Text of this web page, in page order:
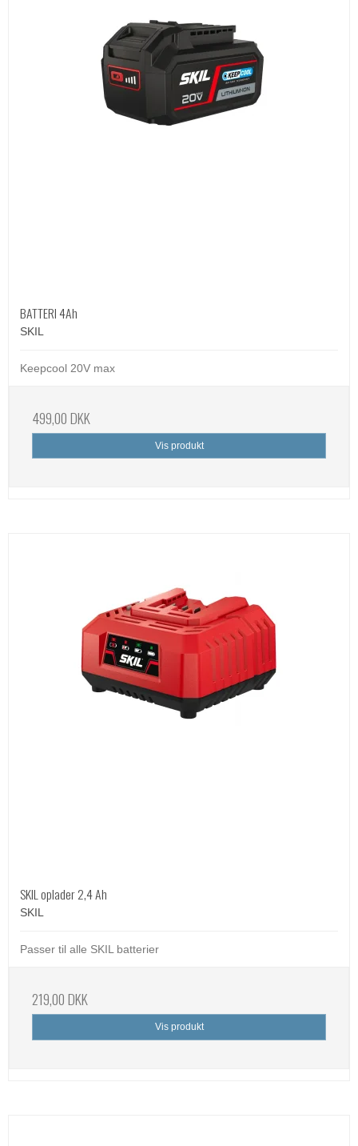
BATTERI 4Ah
SKIL
Keepcool 20V max
499,00 DKK
Vis produkt
SKIL oplader 2,4 Ah
SKIL
Passer til alle SKIL batterier
219,00 DKK
Vis produkt